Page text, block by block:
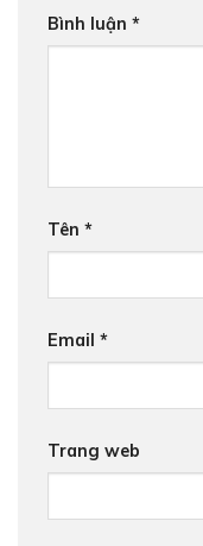
Bình luận *
Tên *
Email *
Trang web